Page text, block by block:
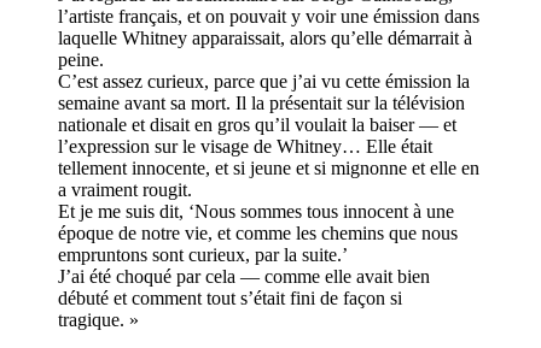
l’artiste français, et on pouvait y voir une émission dans
laquelle Whitney apparaissait, alors qu’elle démarrait à
peine.
C’est assez curieux, parce que j’ai vu cette émission la
semaine avant sa mort. Il la présentait sur la télévision
nationale et disait en gros qu’il voulait la baiser — et
l’expression sur le visage de Whitney… Elle était
tellement innocente, et si jeune et si mignonne et elle en
a vraiment rougit.
Et je me suis dit, ‘Nous sommes tous innocent à une
époque de notre vie, et comme les chemins que nous
empruntons sont curieux, par la suite.’
J’ai été choqué par cela — comme elle avait bien
débuté et comment tout s’était fini de façon si
tragique. »